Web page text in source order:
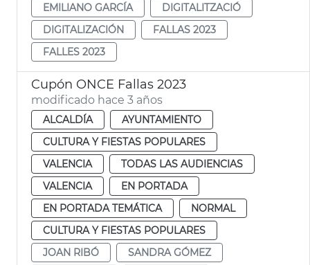
EMILIANO GARCÍA
DIGITALITZACIÓ
DIGITALIZACIÓN
FALLAS 2023
FALLES 2023
Cupón ONCE Fallas 2023
modificado hace 3 años
ALCALDÍA
AYUNTAMIENTO
CULTURA Y FIESTAS POPULARES
VALENCIA
TODAS LAS AUDIENCIAS
VALENCIA
EN PORTADA
EN PORTADA TEMÁTICA
NORMAL
CULTURA Y FIESTAS POPULARES
JOAN RIBÓ
SANDRA GÓMEZ